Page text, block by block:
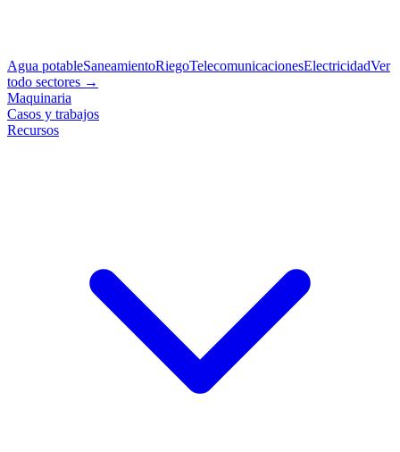
Agua potableSaneamientoRiegoTelecomunicacionesElectricidadVer
todo sectores →
Maquinaria
Casos y trabajos
Recursos